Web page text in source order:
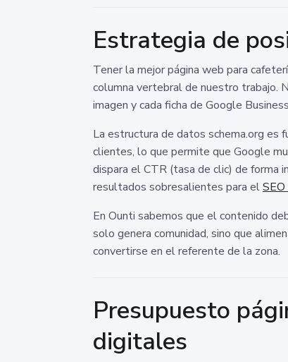
Estrategia de
Tener la mejor página web para
columna vertebral de nuestro trabajo.
imagen y cada ficha de Google
La estructura de datos schema.org es
clientes, lo que permite que Google
dispara el CTR (tasa de clic) de forma
resultados sobresalientes para el
En Ounti sabemos que el contenido
solo genera comunidad, sino que
convertirse en el referente de la zona.
Presupuesto
digitales